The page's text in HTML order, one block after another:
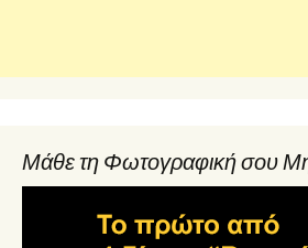
Μάθε τη Φωτογραφική σου